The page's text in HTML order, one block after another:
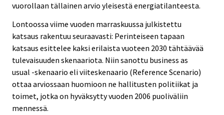
vuorollaan tällainen arvio yleisestä energiatilanteesta.
Lontoossa viime vuoden marraskuussa julkistettu
katsaus rakentuu seuraavasti: Perinteiseen tapaan
katsaus esittelee kaksi erilaista vuoteen 2030 tähtäävää
tulevaisuuden skenaariota. Niin sanottu business as
usual -skenaario eli viiteskenaario (Reference Scenario)
ottaa arviossaan huomioon ne hallitusten politiikat ja
toimet, jotka on hyväksytty vuoden 2006 puoliväliin
mennessä.